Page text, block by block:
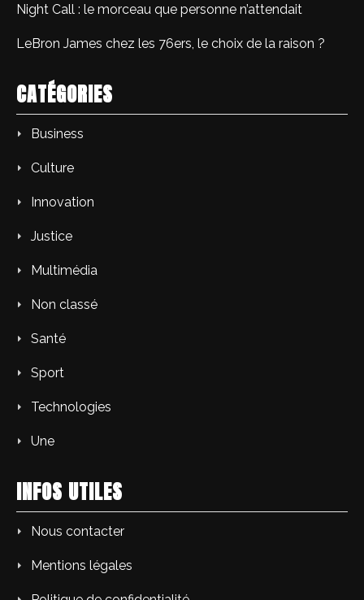
Night Call : le morceau que personne n’attendait
LeBron James chez les 76ers, le choix de la raison ?
CATÉGORIES
Business
Culture
Innovation
Justice
Multimédia
Non classé
Santé
Sport
Technologies
Une
INFOS UTILES
Nous contacter
Mentions légales